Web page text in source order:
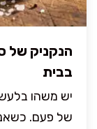
הנקניק של
בבית
יש משהו
של פעם.